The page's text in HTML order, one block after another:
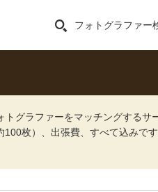
フォトグラファー
グラファーをマッチングするサ
枚）、出張費、すべて込みです